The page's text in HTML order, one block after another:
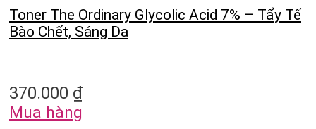
Toner The Ordinary Glycolic Acid 7% – Tẩy Tế
Bào Chết, Sáng Da
370.000 ₫
Mua hàng